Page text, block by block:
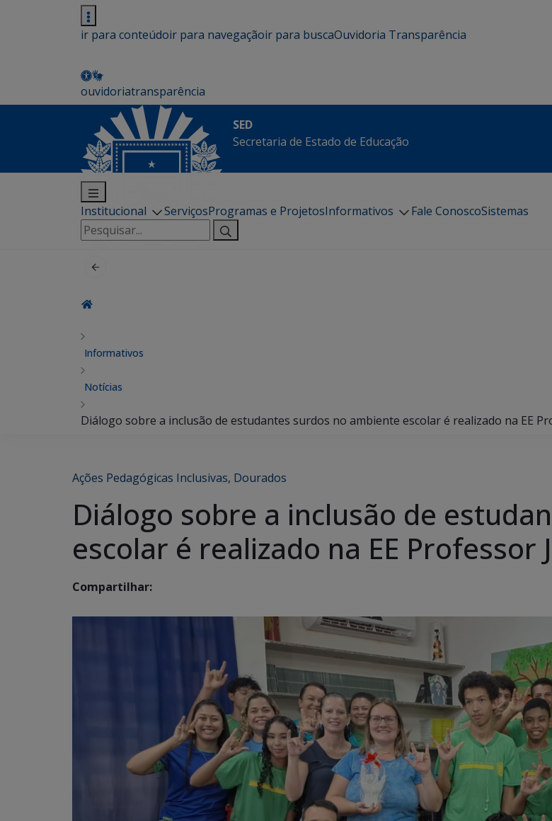
ir para conteúdoir para navegaçãoir para buscaOuvidoria Transparência
ouvidoriatransparência
SED
Secretaria de Estado de Educação
Institucional ServiçosProgramas e ProjetosInformativos Fale ConoscoSistemas
Pesquisar
por:
Informativos
Notícias
Diálogo sobre a inclusão de estudantes surdos no ambiente escolar é realizado na EE
Ações Pedagógicas Inclusivas, Dourados
Diálogo sobre a inclusão de
escolar é realizado na EE Professor
Compartilhar: